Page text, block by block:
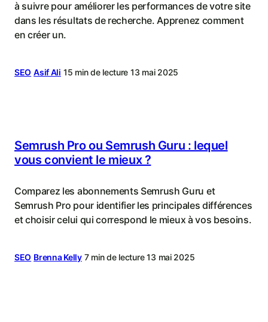
à suivre pour améliorer les performances de votre site
dans les résultats de recherche. Apprenez comment
en créer un.
SEO Asif Ali 15 min de lecture 13 mai 2025
Semrush Pro ou Semrush Guru : lequel
vous convient le mieux ?
Comparez les abonnements Semrush Guru et
Semrush Pro pour identifier les principales différences
et choisir celui qui correspond le mieux à vos besoins.
SEO Brenna Kelly 7 min de lecture 13 mai 2025